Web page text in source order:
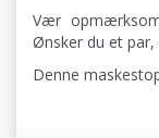
Vær
Ønsker du et par,
Denne